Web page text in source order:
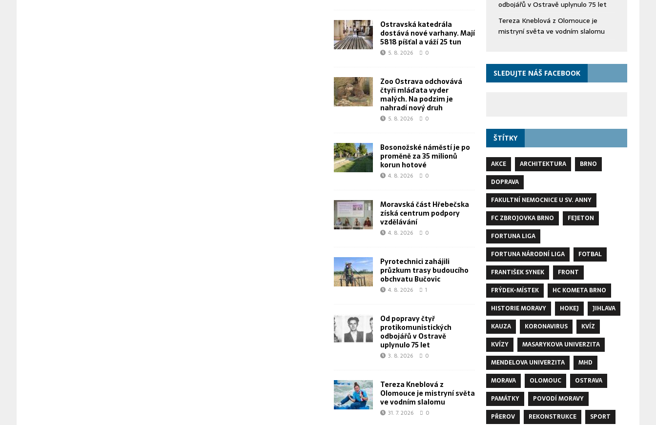
Ostravská katedrála
dostává nové varhany. Mají
5818 píšťal a váží 25 tun
5. 8. 2026 0
Zoo Ostrava odchovává
čtyři mláďata vyder
malých. Na podzim je
nahradí nový druh
5. 8. 2026 0
Bosonožské náměstí je po
proměně za 35 milionů
korun hotové
4. 8. 2026 0
Moravská část Hřebečska
získá centrum podpory
vzdělávání
4. 8. 2026 0
Pyrotechnici zahájili
průzkum trasy budoucího
obchvatu Bučovic
4. 8. 2026 1
Od popravy čtyř
protikomunistických
odbojářů v Ostravě
uplynulo 75 let
3. 8. 2026 0
Tereza Kneblová z
Olomouce je mistryní světa
ve vodním slalomu
31. 7. 2026 0
odbojářů v Ostravě uplynulo 75 let
Tereza Kneblová z Olomouce je
mistryní světa ve vodním slalomu
SLEDUJTE NÁŠ FACEBOOK
ŠTÍTKY
AKCE ARCHITEKTURA
BRNO
DOPRAVA
FAKULTNÍ NEMOCNICE U SV. ANNY
FC ZBROJOVKA BRNO
FEJETON
FORTUNA LIGA
FORTUNA NÁRODNÍ LIGA
FOTBAL
FRANTIŠEK SYNEK
FRONT
FRÝDEK-MÍSTEK
HC KOMETA BRNO
HISTORIE MORAVY
HOKEJ
JIHLAVA
KAUZA
KORONAVIRUS
KVÍZ
KVÍZY
MASARYKOVA UNIVERZITA
MENDELOVA UNIVERZITA
MHD
MORAVA
OLOMOUC
OSTRAVA
PAMÁTKY
POVODÍ MORAVY
PŘEROV
REKONSTRUKCE
SPORT